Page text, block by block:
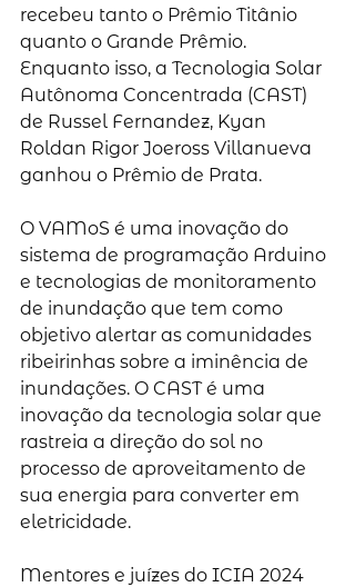
recebeu tanto o Prêmio Titânio
quanto o Grande Prêmio.
Enquanto isso, a Tecnologia Solar
Autônoma Concentrada (CAST)
de Russel Fernandez, Kyan
Roldan Rigor Joeross Villanueva
ganhou o Prêmio de Prata.
O VAMoS é uma inovação do
sistema de programação Arduino
e tecnologias de monitoramento
de inundação que tem como
objetivo alertar as comunidades
ribeirinhas sobre a iminência de
inundações. O CAST é uma
inovação da tecnologia solar que
rastreia a direção do sol no
processo de aproveitamento de
sua energia para converter em
eletricidade.
Mentores e juízes do ICIA 2024